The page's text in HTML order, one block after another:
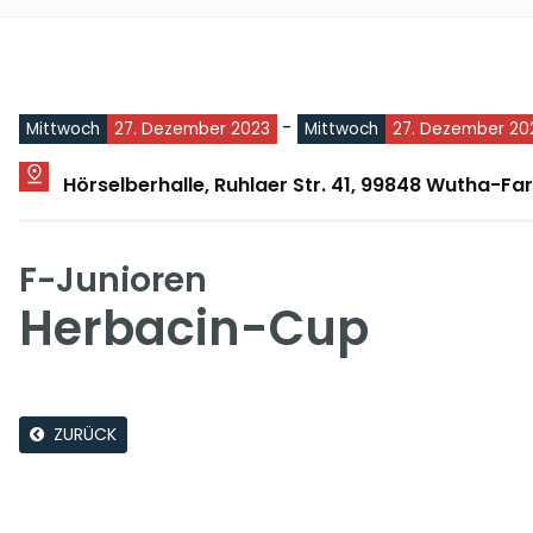
Mittwoch 27. Dezember 2023 - Mittwoch 27. Dezember
Hörselberhalle, Ruhlaer Str. 41, 99848 Wutha-
F-Junioren
Herbacin-Cup
ZURÜCK